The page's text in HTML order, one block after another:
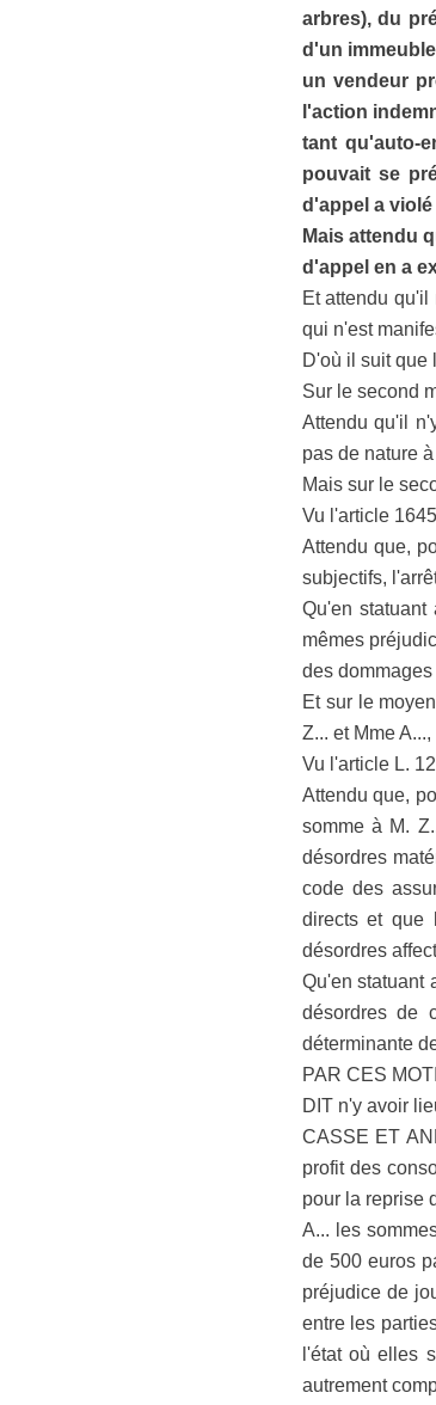
arbres), du
d'un
un vendeur
l'action
tant qu'auto-
pouvait se
d'appel a
Mais attendu
d'appel en a
Et attendu
qui n'est
D'où il suit que
Sur le second
Attendu qu'il
pas de nature
Mais sur le
Vu l'article
Attendu que,
subjectifs,
Qu'en
mêmes
des
Et sur le
Z... et Mme
Vu l'article L.
Attendu que,
somme à M.
désordres
code des
directs et que
désordres
Qu'en statuant
désordres de
déterminante
PAR CES
DIT n'y avoir
CASSE ET
profit des
pour la reprise
A... les
de 500 euros
préjudice de
entre les
l'état où elles
autrement